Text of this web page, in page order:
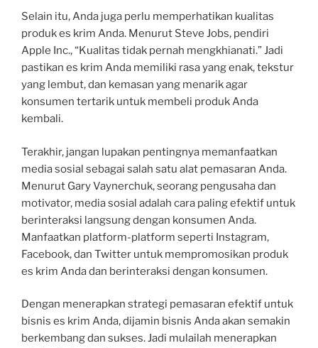
Selain itu, Anda juga perlu memperhatikan kualitas
produk es krim Anda. Menurut Steve Jobs, pendiri
Apple Inc., “Kualitas tidak pernah mengkhianati.” Jadi
pastikan es krim Anda memiliki rasa yang enak, tekstur
yang lembut, dan kemasan yang menarik agar
konsumen tertarik untuk membeli produk Anda
kembali.
Terakhir, jangan lupakan pentingnya memanfaatkan
media sosial sebagai salah satu alat pemasaran Anda.
Menurut Gary Vaynerchuk, seorang pengusaha dan
motivator, media sosial adalah cara paling efektif untuk
berinteraksi langsung dengan konsumen Anda.
Manfaatkan platform-platform seperti Instagram,
Facebook, dan Twitter untuk mempromosikan produk
es krim Anda dan berinteraksi dengan konsumen.
Dengan menerapkan strategi pemasaran efektif untuk
bisnis es krim Anda, dijamin bisnis Anda akan semakin
berkembang dan sukses. Jadi mulailah menerapkan